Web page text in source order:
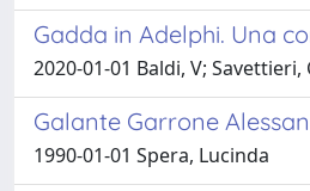
Gadda in Adelphi. Una
2020-01-01 Baldi, V; Savettieri,
Galante Garrone
1990-01-01 Spera, Lucinda